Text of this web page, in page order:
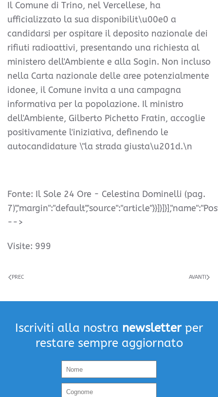
Il Comune di Trino, nel Vercellese, ha
ufficializzato la sua disponibilit\u00e0 a
candidarsi per ospitare il deposito nazionale dei
rifiuti radioattivi, presentando una richiesta al
ministero dell'Ambiente e alla Sogin. Non incluso
nella Carta nazionale delle aree potenzialmente
idonee, il Comune invita a una campagna
informativa per la popolazione. Il ministro
dell'Ambiente, Gilberto Pichetto Fratin, accoglie
positivamente l'iniziativa, definendo le
autocandidature \"la strada giusta\u201d.\n
Fonte: Il Sole 24 Ore - Celestina Dominelli (pag.
-->
Visite: 999
PREC AVANTI
Iscriviti alla nostra newsletterper
restare sempre aggiornato